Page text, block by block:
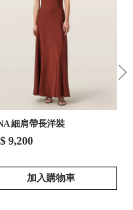
細肩帶長洋裝
9,200
加入購物車